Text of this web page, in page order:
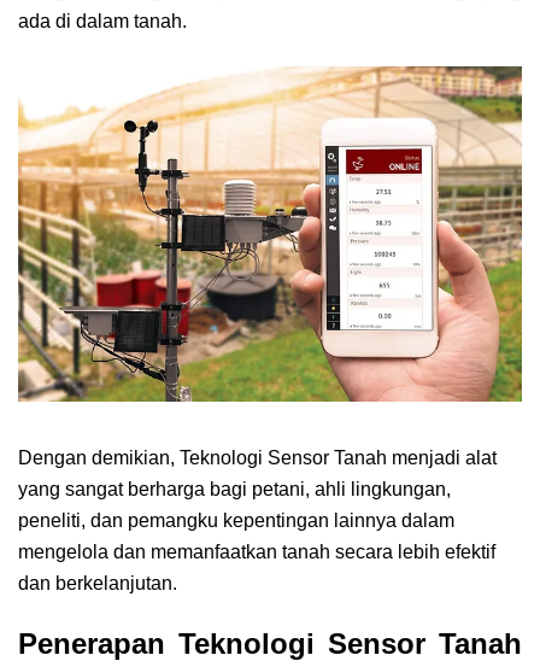
ada di dalam tanah.
Dengan demikian, Teknologi Sensor Tanah menjadi alat
yang sangat berharga bagi petani, ahli lingkungan,
peneliti, dan pemangku kepentingan lainnya dalam
mengelola dan memanfaatkan tanah secara lebih efektif
dan berkelanjutan.
Penerapan Teknologi Sensor Tanah